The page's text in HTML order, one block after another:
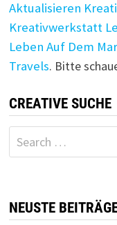
Aktualisieren
Kreativwerkstatt
Leben Auf Dem
Travels. Bitte
CREATIVE SUCHE
Search
for:
NEUSTE